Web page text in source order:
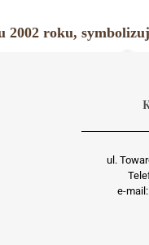
ul.
e-